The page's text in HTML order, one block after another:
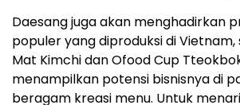
Daesang juga akan menghadirkan
populer yang diproduksi di
Mat Kimchi dan Ofood Cup
menampilkan potensi bisnisnya di
beragam kreasi menu. Untuk